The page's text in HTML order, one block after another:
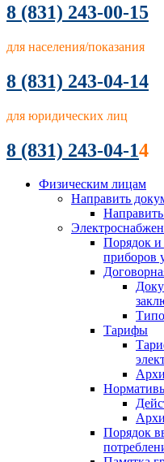
8 (831) 243-00-15
для населения/показания
8 (831) 243-04-14
для юридических лиц
8 (831) 243-04-14
Физическим лицам
Направить
Порядок и
приборов
Тарифы
Порядок